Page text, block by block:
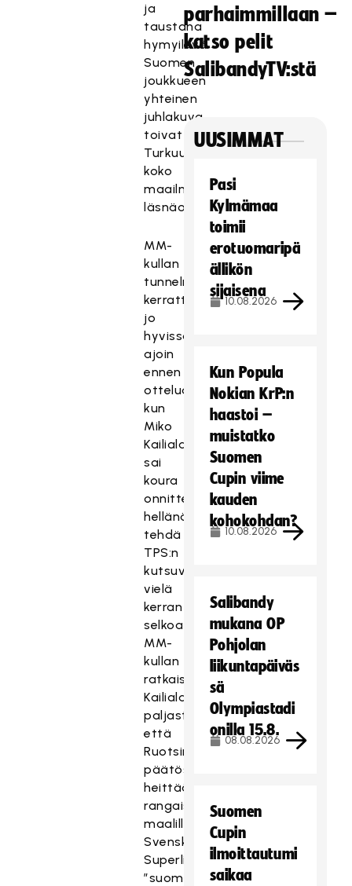
ja
taustana
hymyilevä
Suomen
joukkueen
yhteinen
juhlakuva
toivat
Turkuun
koko
maailmanmestariryhmän
läsnäoloa.
MM-
kullan
tunnelmia
kerrattiin
jo
hyvissä
ajoin
ennen
ottelua,
kun
Miko
Kailiala
sai
koura
onnittelukättelyistä
hellänä
tehdä
TPS:n
kutsuvieraille
vielä
kerran
selkoa
MM-
kullan
ratkaisuhetkistä.
Kailiala
paljasti,
että
Ruotsin
päätös
heittää
rangaistuslaukauskisaan
maalille
Svenska
Superliganin
”suomalaisjoukkue”
parhaimmillaan –
katso pelit
SalibandyTV:stä
UUSIMMAT
Pasi
Kylmämaa
toimii
erotuomaripä
ällikön
sijaisena
10.08.2026
Kun Popula
Nokian KrP:n
haastoi –
muistatko
Suomen
Cupin viime
kauden
kohokohdan?
10.08.2026
Salibandy
mukana OP
Pohjolan
liikuntapäiväs
sä
Olympiastadi
onilla 15.8.
08.08.2026
Suomen
Cupin
ilmoittautumi
saikaa